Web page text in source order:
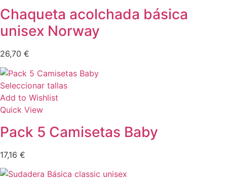
Chaqueta acolchada básica
unisex Norway
26,70 €
Seleccionar tallas
Add to Wishlist
Quick View
Pack 5 Camisetas Baby
17,16 €